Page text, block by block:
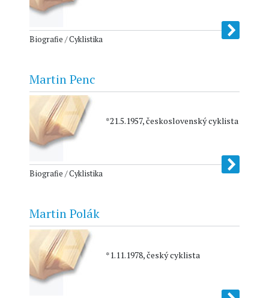
Biografie / Cyklistika
Martin Penc
*21.5.1957, československý cyklista
Biografie / Cyklistika
Martin Polák
*1.11.1978, český cyklista